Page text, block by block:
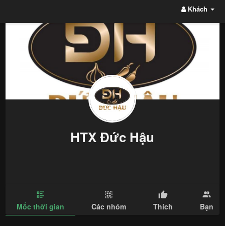
Khách
HTX Đức Hậu
Mốc thời gian Các nhóm Thích Bạn